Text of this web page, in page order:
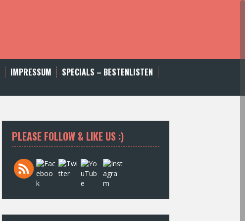
IMPRESSUM
SPECIALS – BESTENLISTEN
PLEASE FOLLOW & LIKE US :)